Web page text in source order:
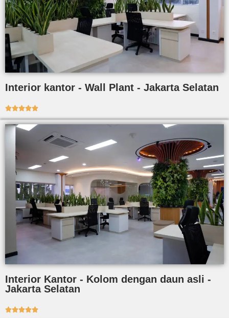
Interior kantor - Wall Plant - Jakarta Selatan

Interior Kantor - Kolom dengan daun asli -
Jakarta Selatan
